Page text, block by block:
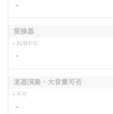
－
変換器
× 利用不可
－
楽器演奏・大音量可否
× 不可
－